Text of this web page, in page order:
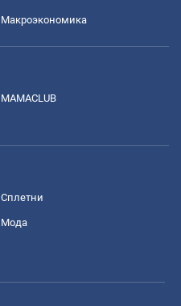
Mакроэкономика
MAMACLUB
Сплетни
Мода